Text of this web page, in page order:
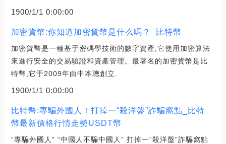
1900/1/1 0:00:00
加密貨幣:你知道加密貨幣是什么嗎？_比特幣
加密貨幣是一種基于密碼學技術的數字資產,它使用加密算法
來進行安全的交易驗證和資產管理。最著名的加密貨幣是比
特幣,它于2009年由中本聰創立.
1900/1/1 0:00:00
比特幣:專騙外國人！打掉一“殺洋盤”詐騙窩點_比特
幣最新價格行情走勢USDT幣
“專騙外國人” “中國人不騙中國人” 打掉一“殺洋盤”詐騙窩點